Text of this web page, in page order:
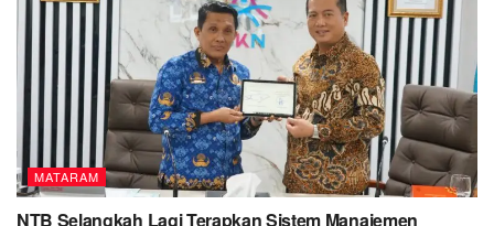
MATARAM
NTB Selangkah Lagi Terapkan Sistem Manajemen